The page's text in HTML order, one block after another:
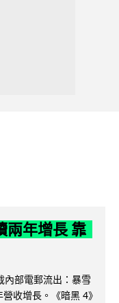
兩年增長 靠
內部電郵流出：暴雪
收增長。《暗黑 4》